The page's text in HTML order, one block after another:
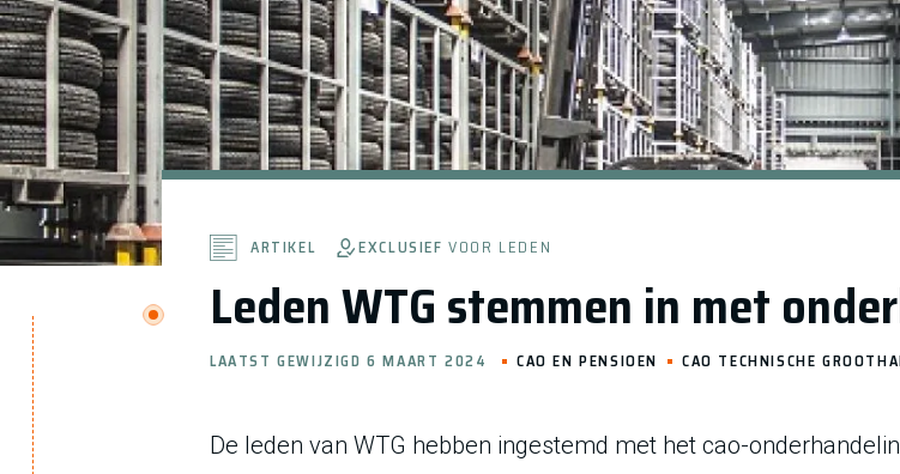
Leden WTG stemmen in met
ARTIKEL EXCLUSIEFVOOR LEDEN
LAATST GEWIJZIGD 6 MAART 2024 CAO EN PENSIOEN CAO TECHNISCHE
De leden van WTG hebben ingestemd met het cao-